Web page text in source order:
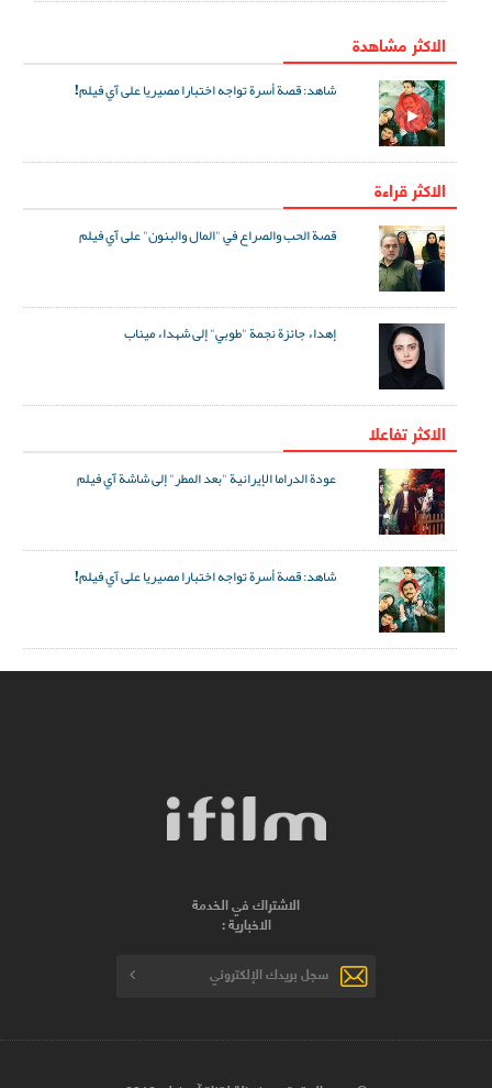
الاكثر مشاهدة
شاهد: قصة أسرة تواجه اختبارا مصيريا على آي فيلم!
الاكثر قراءة
قصة الحب والصراع في "المال والبنون" على آي فيلم
إهداء جائزة نجمة "طوبي" إلى شهداء ميناب
الاکثر تفاعلا
عودة الدراما الإيرانية "بعد المطر" إلى شاشة آي فيلم
شاهد: قصة أسرة تواجه اختبارا مصيريا على آي فيلم!
الاشتراك في الخدمة
الاخبارية :